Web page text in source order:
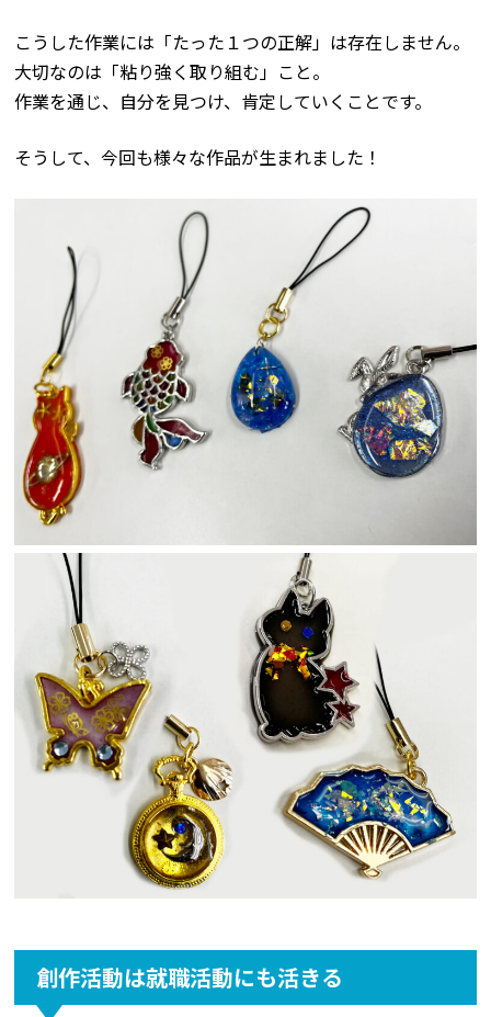
こうした作業には「たった１つの正解」は存在しません。
大切なのは「粘り強く取り組む」こと。
作業を通じ、自分を見つけ、肯定していくことです。
そうして、今回も様々な作品が生まれました！
創作活動は就職活動にも活きる